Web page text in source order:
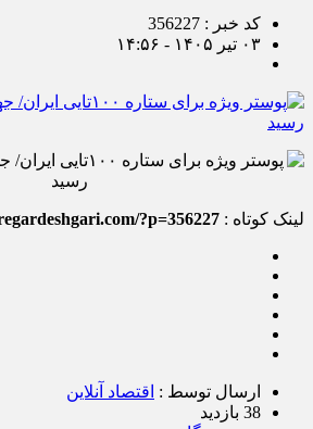
کد خبر : 356227
۰۳ تیر ۱۴۰۵ - ۱۴:۵۶
لینک کوتاه : ?p=356227
ارسال توسط : اقتصاد آنلاین
38 بازدید